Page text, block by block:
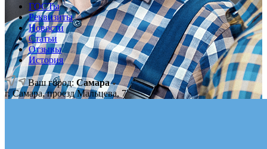
ГОСТы
Реквизиты
Новости
Статьи
Отзывы
История
Ваш город: Самара
г. Самара, проезд Мальцева, 7